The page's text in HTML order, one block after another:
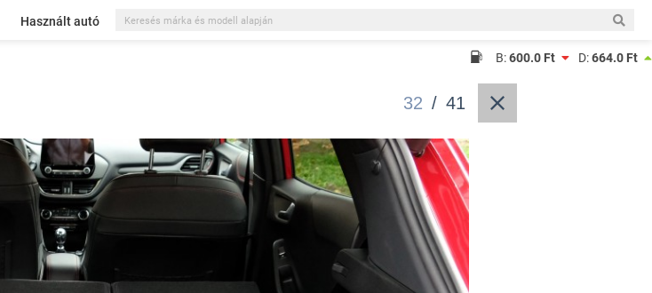
Használt autó
B:600.0 Ft D:664.0 Ft
32 / 41